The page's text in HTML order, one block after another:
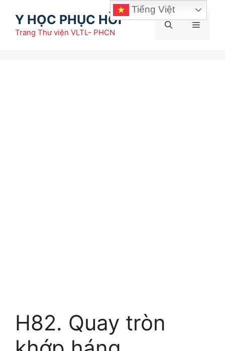
Y HỌC PHỤC HỒI
Trang Thư viện VLTL- PHCN
Menu
H82. Quay tròn
Tiếng Việt